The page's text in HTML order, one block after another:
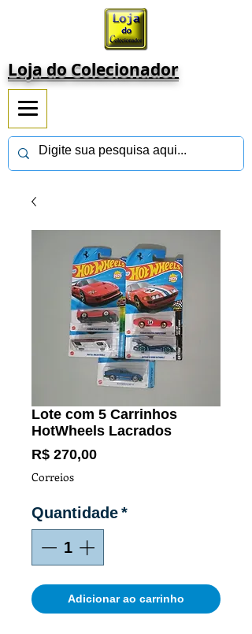
Loja do Colecionador
Lote com 5 Carrinhos
HotWheels Lacrados
R$ 270,00Preço
Correios
Quantidade*
Adicionar ao carrinho